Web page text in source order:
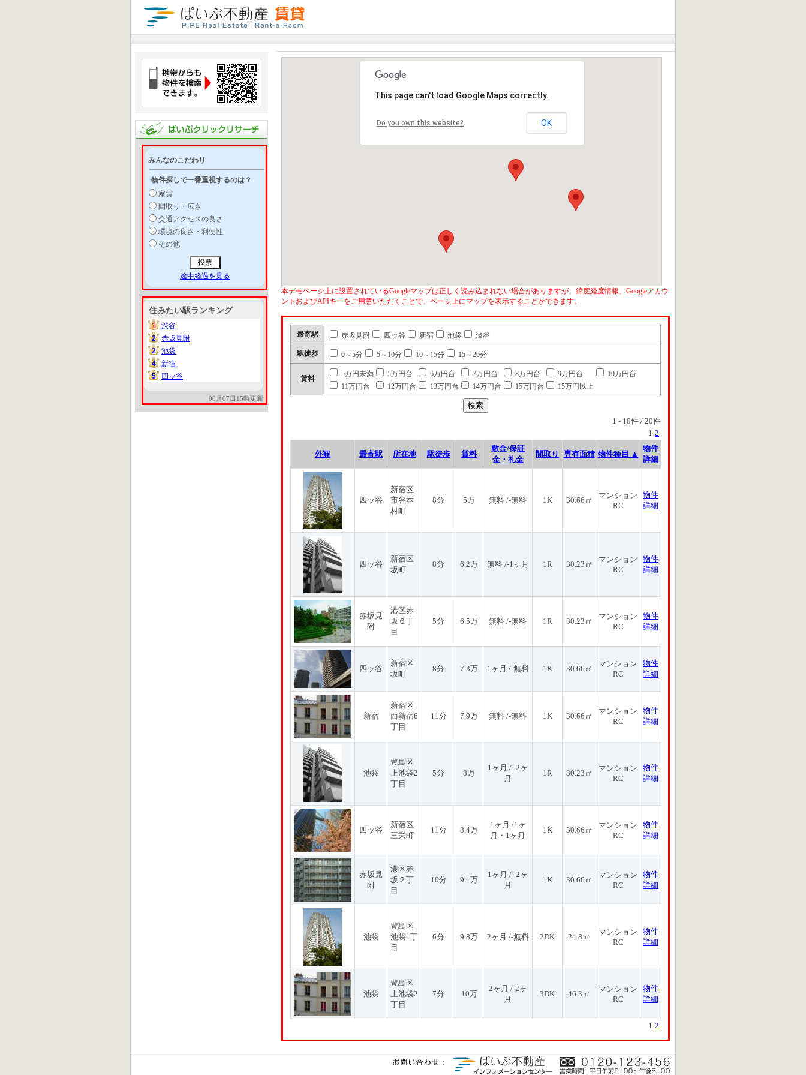
みんなのこだわり
物件探しで一番重視するのは？
家賃
間取り・広さ
交通アクセスの良さ
環境の良さ・利便性
その他
途中経過を見る
住みたい駅ランキング
1
1
渋谷
2
2
赤坂見附
2
2
池袋
4
4
新宿
5
5 四ッ谷
08月07日15時更新
This page can't load Google Maps correctly.
Do you own this website? OK
本デモページ上に設置されているGoogleマップは正しく読み込まれない場合がありますが、緯度経度情報、Googleアカウ
ントおよびAPIキーをご用意いただくことで、ページ上にマップを表示することができます。
最寄駅 赤坂見附 四ッ谷 新宿 池袋 渋谷
駅徒歩 0～5分 5～10分 10～15分 15～20分
賃料
5万円未満 5万円台 6万円台 7万円台 8万円台 9万円台
10万円台
11万円台
12万円台 13万円台 14万円台 15万円台 15万円以上
1 - 10件 / 20件
1 2
外観 最寄駅 所在地 駅徒歩 賃料
敷金/保証
金・礼金
間取り 専有面積 物件種目 ▲
物件
詳細
四ッ谷
新宿区
市谷本
村町
8分 5万 無料 /-無料 1K 30.66㎡
マンション
RC
物件
詳細
四ッ谷
新宿区
坂町
8分 6.2万 無料 /-1ヶ月 1R 30.23㎡
マンション
RC
物件
詳細
赤坂見
附
港区赤
坂６丁
目
5分 6.5万 無料 /-無料 1R 30.23㎡
マンション
RC
物件
詳細
四ッ谷
新宿区
坂町
8分 7.3万 1ヶ月 /-無料 1K 30.66㎡
マンション
RC
物件
詳細
新宿
新宿区
西新宿6
丁目
11分 7.9万 無料 /-無料 1K 30.66㎡
マンション
RC
物件
詳細
池袋
豊島区
上池袋2
丁目
5分 8万
1ヶ月 / -2ヶ
月
1R 30.23㎡
マンション
RC
物件
詳細
四ッ谷
新宿区
三栄町
11分 8.4万
1ヶ月 /1ヶ
月・1ヶ月
1K 30.66㎡
マンション
RC
物件
詳細
赤坂見
附
港区赤
坂２丁
目
10分 9.1万
1ヶ月 / -2ヶ
月
1K 30.66㎡
マンション
RC
物件
詳細
池袋
豊島区
池袋1丁
目
6分 9.8万 2ヶ月 /-無料 2DK 24.8㎡
マンション
RC
物件
詳細
池袋
豊島区
上池袋2
丁目
7分 10万
2ヶ月 /-2ヶ
月
3DK 46.3㎡
マンション
RC
物件
詳細
1 2